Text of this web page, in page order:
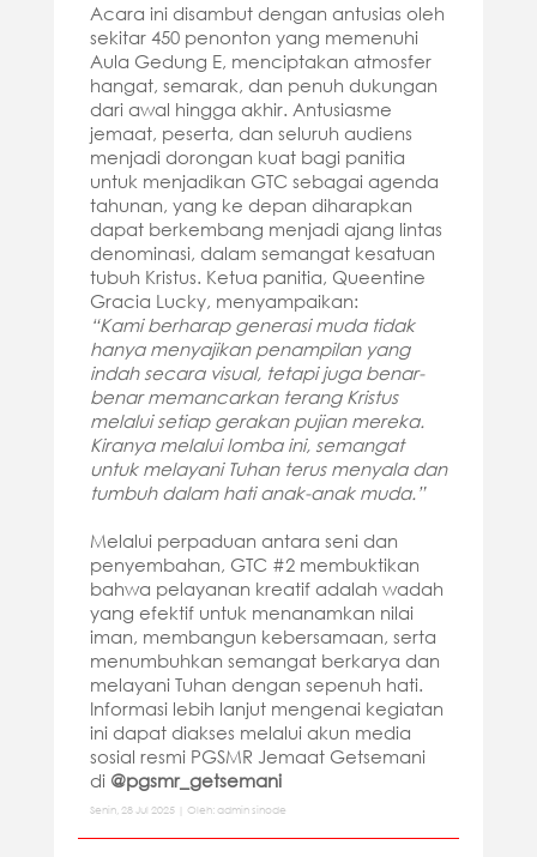
Acara ini disambut dengan antusias oleh
sekitar 450 penonton yang memenuhi
Aula Gedung E, menciptakan atmosfer
hangat, semarak, dan penuh dukungan
dari awal hingga akhir. Antusiasme
jemaat, peserta, dan seluruh audiens
menjadi dorongan kuat bagi panitia
untuk menjadikan GTC sebagai agenda
tahunan, yang ke depan diharapkan
dapat berkembang menjadi ajang lintas
denominasi, dalam semangat kesatuan
tubuh Kristus. Ketua panitia, Queentine
Gracia Lucky, menyampaikan:
“Kami berharap generasi muda tidak
hanya menyajikan penampilan yang
indah secara visual, tetapi juga benar-
benar memancarkan terang Kristus
melalui setiap gerakan pujian mereka.
Kiranya melalui lomba ini, semangat
untuk melayani Tuhan terus menyala dan
tumbuh dalam hati anak-anak muda.”
Melalui perpaduan antara seni dan
penyembahan, GTC #2 membuktikan
bahwa pelayanan kreatif adalah wadah
yang efektif untuk menanamkan nilai
iman, membangun kebersamaan, serta
menumbuhkan semangat berkarya dan
melayani Tuhan dengan sepenuh hati.
Informasi lebih lanjut mengenai kegiatan
ini dapat diakses melalui akun media
sosial resmi PGSMR Jemaat Getsemani
di @pgsmr_getsemani
Senin, 28 Jul 2025 | Oleh: admin sinode